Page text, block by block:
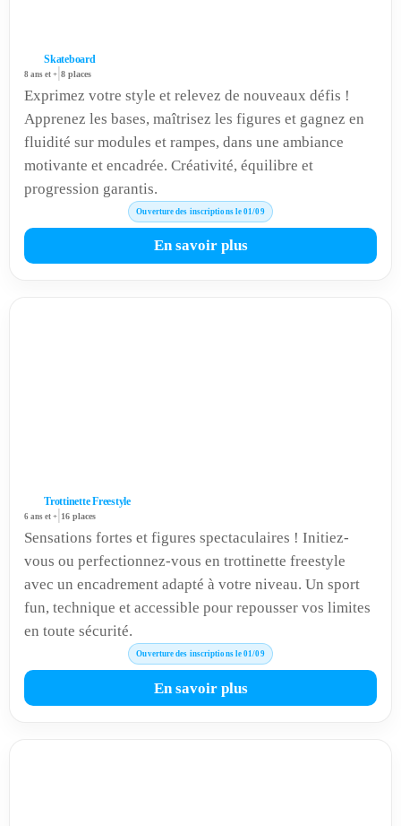
Skateboard
8 ans et +|8 places
Exprimez votre style et relevez de nouveaux défis !
Apprenez les bases, maîtrisez les figures et gagnez en
fluidité sur modules et rampes, dans une ambiance
motivante et encadrée. Créativité, équilibre et
progression garantis.
Ouverture des inscriptions le 01/09
En savoir plus
Trottinette Freestyle
6 ans et +| 16 places
Sensations fortes et figures spectaculaires ! Initiez-
vous ou perfectionnez-vous en trottinette freestyle
avec un encadrement adapté à votre niveau. Un sport
fun, technique et accessible pour repousser vos limites
en toute sécurité.
Ouverture des inscriptions le 01/09
En savoir plus